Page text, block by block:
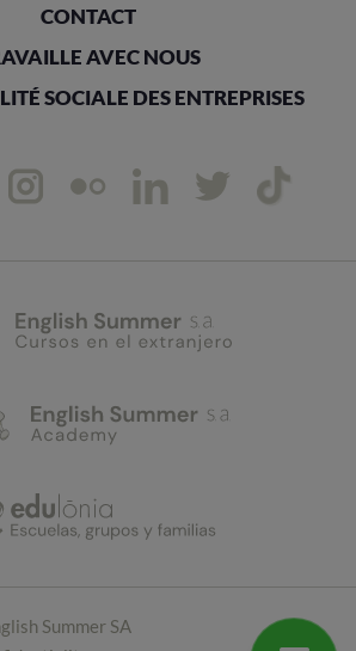
CONTACT
AVEC NOUS
SOCIALE DES ENTREPRISES
Summer SA